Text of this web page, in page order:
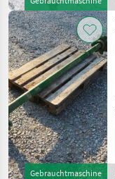
Gebrauchtmaschine